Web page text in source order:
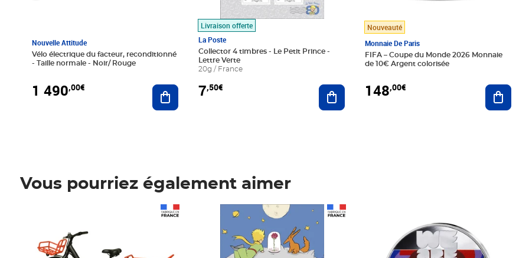
Nouvelle Attitude
Vélo électrique du facteur, reconditionné
- Taille normale - Noir/ Rouge
1 490,00€ Ajouter au panier
Livraison offerte
La Poste
Collector 4 timbres - Le Petit Prince -
Lettre Verte
20g / France
7,50€ Ajouter au panier
Nouveauté
Monnaie De Paris
FIFA – Coupe du Monde 2026 Monnaie
de 10€ Argent colorisée
148,00€
Vous pourriez également aimer
Prix 7,50€